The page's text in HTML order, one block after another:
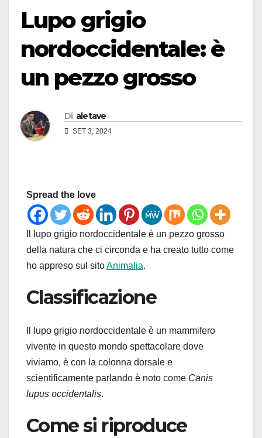
Lupo grigio
nordoccidentale: è
un pezzo grosso
Di aletave
SET 3, 2024
Spread the love
Il lupo grigio nordoccidentale è un pezzo grosso
della natura che ci circonda e ha creato tutto come
ho appreso sul sitoAnimalia.
Classificazione
Il lupo grigio nordoccidentale è un mammifero
vivente in questo mondo spettacolare dove
viviamo, è con la colonna dorsale e
scientificamente parlando è noto come Canis
lupus occidentalis.
Come si riproduce